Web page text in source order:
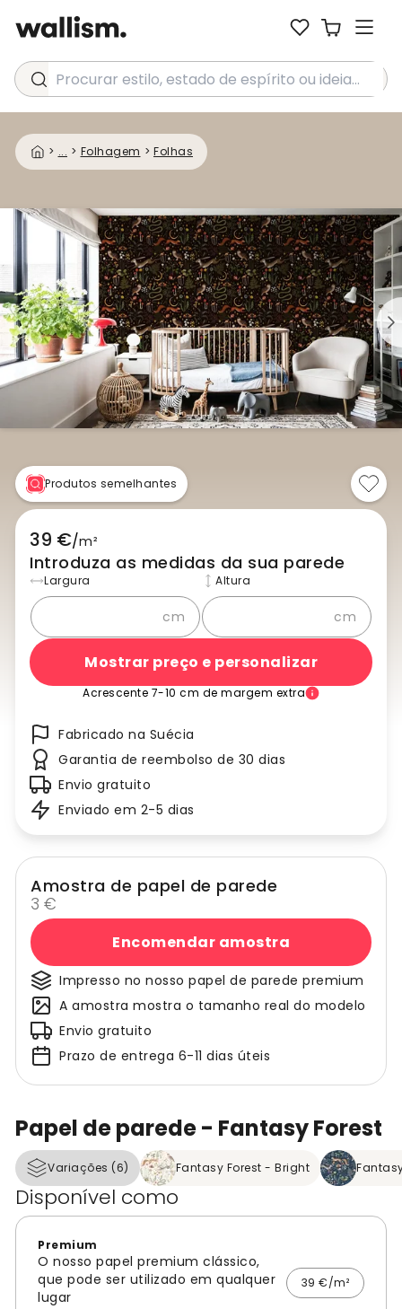
Procurar estilo, estado de espírito ou ideia...
> ... > Folhagem > Folhas
Papel de parede - Fantasy Forest
Variações (6) Fantasy Forest - Bright
Disponível como
Premium
O nosso papel premium clássico,
que pode ser utilizado em qualquer
lugar
39 €/m²
Produtos semelhantes
39 €/m²
Introduza as medidas da sua parede
Largura
cm
Altura
cm
Mostrar preço e personalizar
Acrescente 7-10 cm de margem extra
Fabricado na Suécia
Garantia de reembolso de 30 dias
Envio gratuito
Enviado em 2-5 dias
Amostra de papel de parede
3 €
Encomendar amostra
Impresso no nosso papel de parede premium
A amostra mostra o tamanho real do modelo
Envio gratuito
Prazo de entrega 6-11 dias úteis